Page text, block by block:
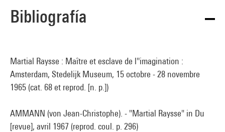
Bibliografía
Martial Raysse : Maître et esclave de l''imagination :
Amsterdam, Stedelijk Museum, 15 octobre - 28 novembre
1965 (cat. 68 et reprod. [n. p.])
AMMANN (von Jean-Christophe). - "Martial Raysse" in Du
[revue], avril 1967 (reprod. coul. p. 296)